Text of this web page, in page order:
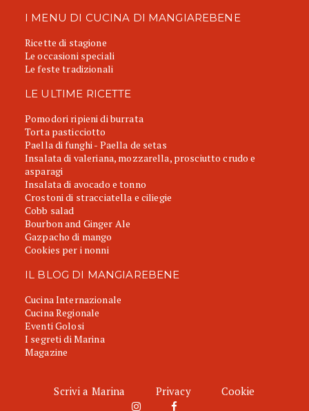
I MENU DI CUCINA DI MANGIAREBENE
Ricette di stagione
Le occasioni speciali
Le feste tradizionali
LE ULTIME RICETTE
Pomodori ripieni di burrata
Torta pasticciotto
Paella di funghi - Paella de setas
Insalata di valeriana, mozzarella, prosciutto crudo e
asparagi
Insalata di avocado e tonno
Crostoni di stracciatella e ciliegie
Cobb salad
Bourbon and Ginger Ale
Gazpacho di mango
Cookies per i nonni
IL BLOG DI MANGIAREBENE
Cucina Internazionale
Cucina Regionale
Eventi Golosi
I segreti di Marina
Magazine
Scrivi a Marina Privacy Cookie